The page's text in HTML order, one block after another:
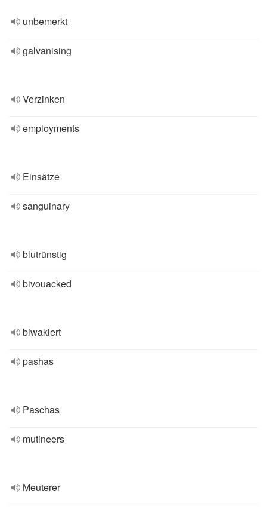
unbemerkt
galvanising
Verzinken
employments
Einsätze
sanguinary
blutrünstig
bivouacked
biwakiert
pashas
Paschas
mutineers
Meuterer